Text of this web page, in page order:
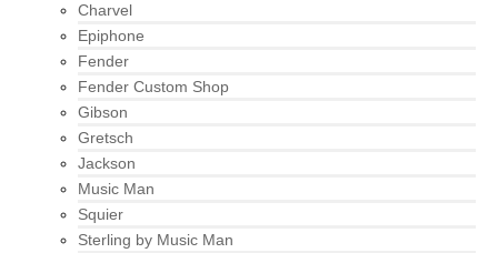
Charvel
Epiphone
Fender
Fender Custom Shop
Gibson
Gretsch
Jackson
Music Man
Squier
Sterling by Music Man